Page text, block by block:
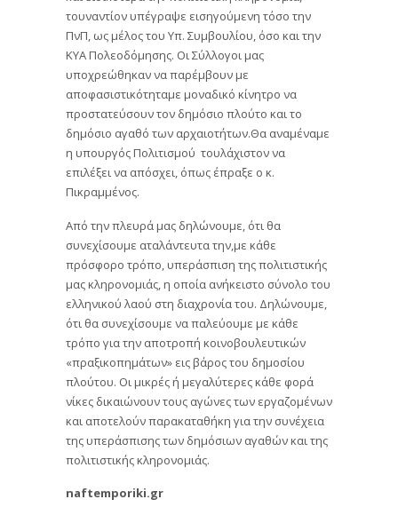
τουναντίον υπέγραψε εισηγούμενη τόσο την
ΠνΠ, ως μέλος του Υπ. Συμβουλίου, όσο και την
ΚΥΑ Πολεοδόμησης. Οι Σύλλογοι μας
υποχρεώθηκαν να παρέμβουν με
αποφασιστικότηταμε μοναδικό κίνητρο να
προστατεύσουν τον δημόσιο πλούτο και το
δημόσιο αγαθό των αρχαιοτήτων.Θα αναμέναμε
η υπουργός Πολιτισμού τουλάχιστον να
επιλέξει να απόσχει, όπως έπραξε ο κ.
Πικραμμένος.
Από την πλευρά μας δηλώνουμε, ότι θα
συνεχίσουμε αταλάντευτα την,με κάθε
πρόσφορο τρόπο, υπεράσπιση της πολιτιστικής
μας κληρονομιάς, η οποία ανήκειστο σύνολο του
ελληνικού λαού στη διαχρονία του. Δηλώνουμε,
ότι θα συνεχίσουμε να παλεύουμε με κάθε
τρόπο για την αποτροπή κοινοβουλευτικών
«πραξικοπημάτων» εις βάρος του δημοσίου
πλούτου. Οι μικρές ή μεγαλύτερες κάθε φορά
νίκες δικαιώνουν τους αγώνες των εργαζομένων
και αποτελούν παρακαταθήκη για την συνέχεια
της υπεράσπισης των δημόσιων αγαθών και της
πολιτιστικής κληρονομιάς.
naftemporiki.gr